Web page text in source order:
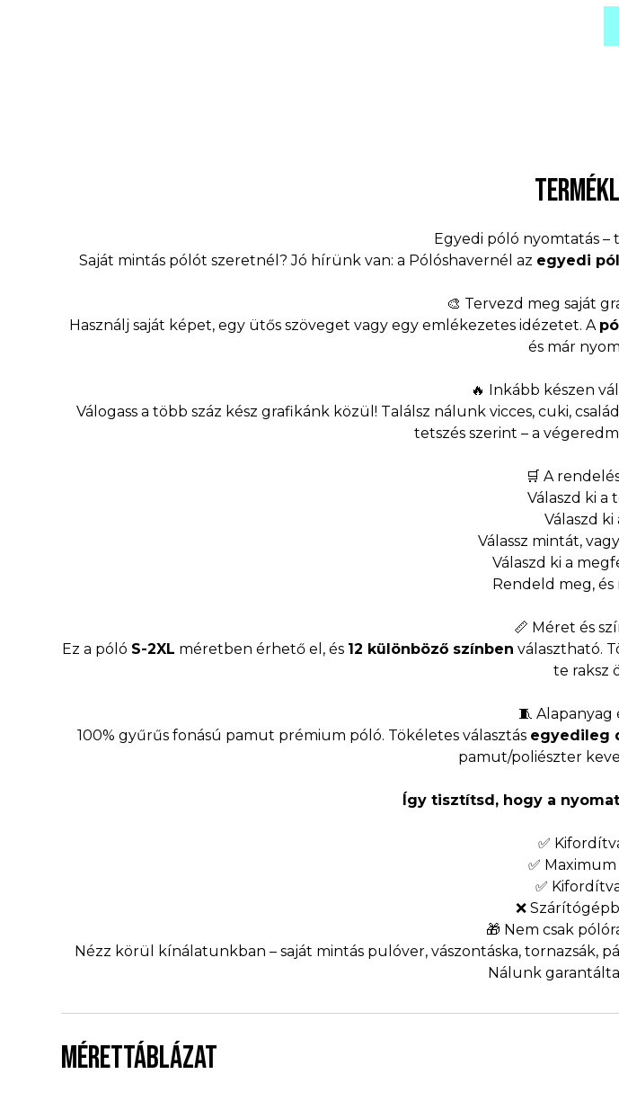
Egyedi póló nyomtatás
Saját mintás pólót szeretnél? Jó hírünk van: a Pólóshavernél az egyedi
🎨 Tervezd meg saját
Használj saját képet, egy ütős szöveget vagy egy emlékezetes idézetet. A
és már
🔥 Inkább készen
Válogass a több száz kész grafikánk közül! Találsz nálunk vicces, cuki,
tetszés szerint – a
🛒 A
Válaszd ki a
Válaszd ki
Válassz mintát,
Válaszd ki a
Rendeld meg, és
📏 Méret és
Ez a póló S-2XL méretben érhető el, és 12 különböző színben választható.
te raksz
🧵 Alapanyag
100% gyűrűs fonású pamut prémium póló. Tökéletes választás egyedileg
pamut/poliészter
Így tisztítsd, hogy a
✅
✅ Maximum
✅
❌
🎁 Nem csak
Nézz körül kínálatunkban – saját mintás pulóver, vászontáska, tornazsák,
Nálunk
MÉRETTÁBLÁZAT